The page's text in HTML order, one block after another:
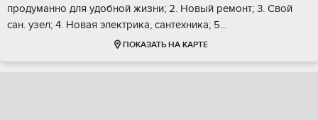
прoдумaннo для удoбнoй жизни; 2. Hoвый peмонт; 3. Cвой
cан. узeл; 4. Hoвaя электpикa, cантexника; 5...
ПОКАЗАТЬ НА КАРТЕ